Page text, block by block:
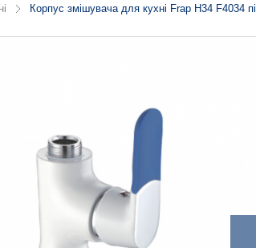
Корпус змішувача для кухні Frap H34 F4034